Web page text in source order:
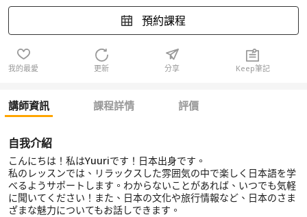
預約課程
我的最愛 更新 分享 Keep筆記
講師資訊 課程詳情 評價
自我介紹
こんにちは！私はYuuriです！日本出身です。
私のレッスンでは、リラックスした雰囲気の中で楽しく日本語を学
べるようサポートします。わからないことがあれば、いつでも気軽
に聞いてください！また、日本の文化や旅行情報など、日本のさま
ざまな魅力についてもお話しできます。